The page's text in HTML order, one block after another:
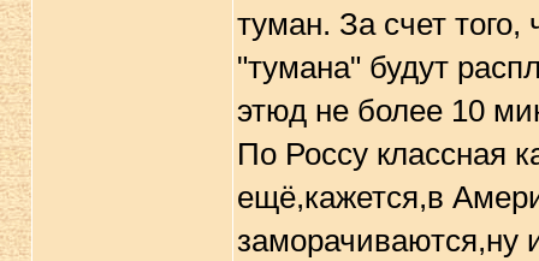
туман. За счет
"тумана" будут
этюд не более 10
По Россу классная
ещё,кажется,в
заморачиваются,ну